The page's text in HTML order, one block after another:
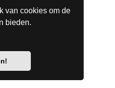
van cookies om de
bieden.